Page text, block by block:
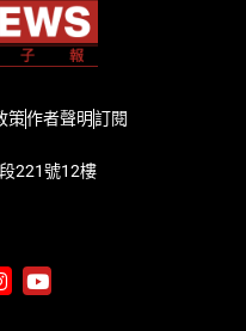
策作者聲明訂閱
221號12樓